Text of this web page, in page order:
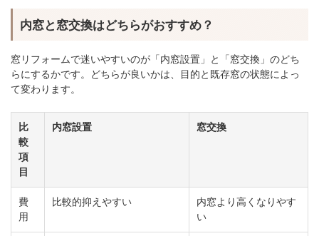
内窓と窓交換はどちらがおすすめ？
窓リフォームで迷いやすいのが「内窓設置」と「窓交換」のどち
らにするかです。どちらが良いかは、目的と既存窓の状態によっ
て変わります。
比
較
項
目
内窓設置 窓交換
費
用
比較的抑えやすい
内窓より高くなりやす
い